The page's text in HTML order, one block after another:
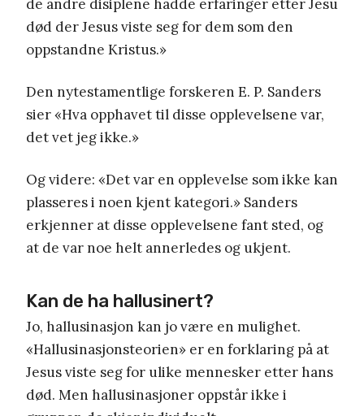
de andre disiplene hadde erfaringer etter Jesu
død der Jesus viste seg for dem som den
oppstandne Kristus.»
Den nytestamentlige forskeren E. P. Sanders
sier «Hva opphavet til disse opplevelsene var,
det vet jeg ikke.»
Og videre: «Det var en opplevelse som ikke kan
plasseres i noen kjent kategori.» Sanders
erkjenner at disse opplevelsene fant sted, og
at de var noe helt annerledes og ukjent.
Kan de ha hallusinert?
Jo, hallusinasjon kan jo være en mulighet.
«Hallusinasjonsteorien» er en forklaring på at
Jesus viste seg for ulike mennesker etter hans
død. Men hallusinasjoner oppstår ikke i